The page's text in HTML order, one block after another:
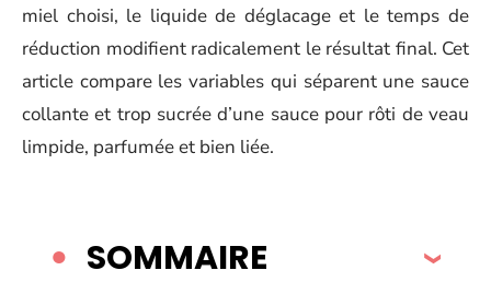
miel choisi, le liquide de déglacage et le temps de
réduction modifient radicalement le résultat final. Cet
article compare les variables qui séparent une sauce
collante et trop sucrée d’une sauce pour rôti de veau
limpide, parfumée et bien liée.
SOMMAIRE